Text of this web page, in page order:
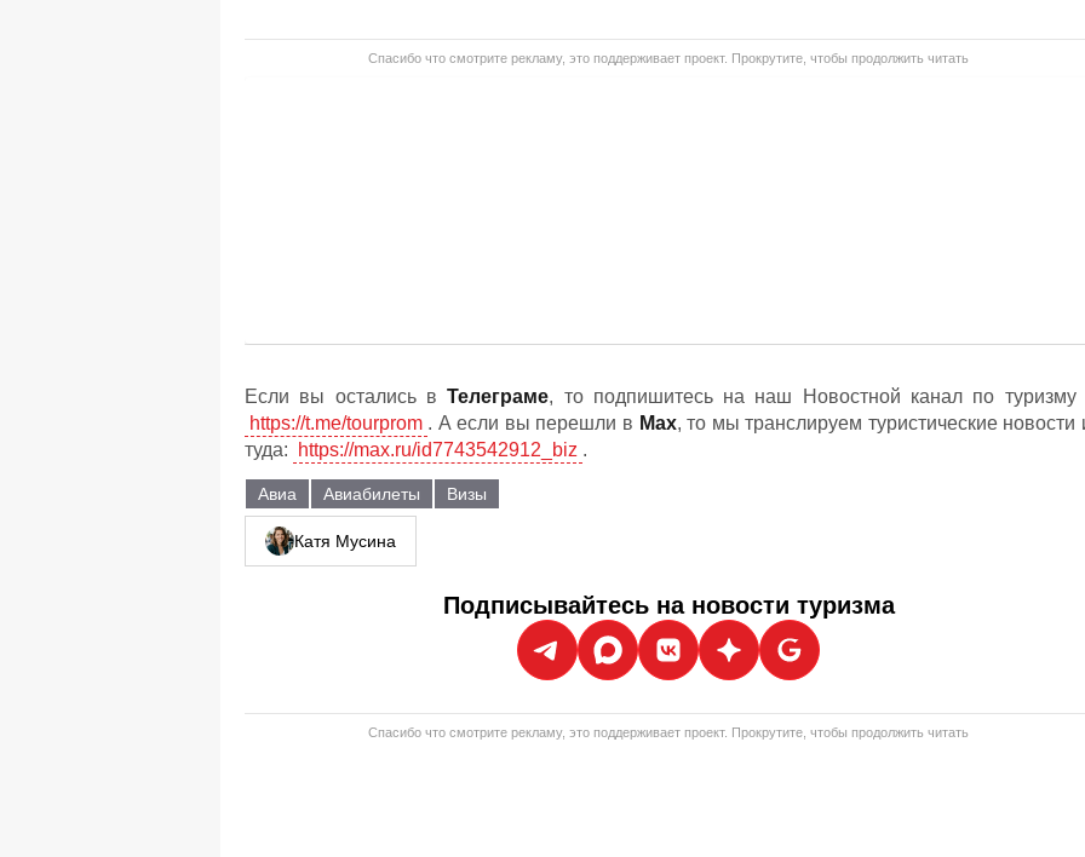
Спасибо что смотрите рекламу, это поддерживает проект. Прокрутите, чтобы продолжить читать
Если вы остались вТелеграме, то подпишитесь на наш Новостной канал по туризму
https://t.me/tourprom . А если вы перешли в Мах, то мы транслируем туристические новости
туда:
https://max.ru/id7743542912_biz .
Авиа Авиабилеты Визы
Катя Мусина
Подписывайтесь на новости туризма
Спасибо что смотрите рекламу, это поддерживает проект. Прокрутите, чтобы продолжить читать